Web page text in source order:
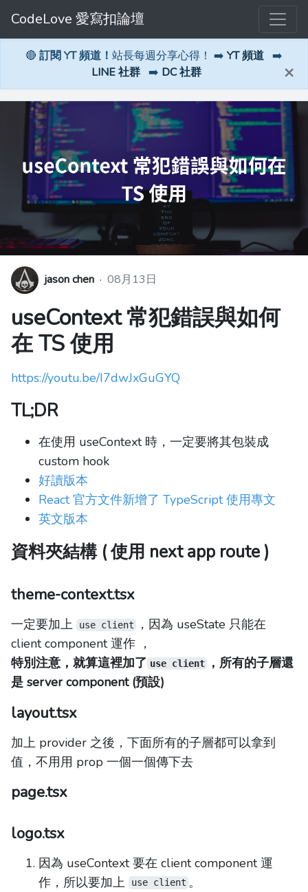
CodeLove 愛寫扣論壇
🔴 訂閱 YT 頻道！ 站長每週分享心得！ ➡️ YT 頻道 ➡️
LINE 社群 ➡️ DC 社群 ×
jason chen · 08月13日
useContext 常犯錯誤與如何
在 TS 使用
https://youtu.be/I7dwJxGuGYQ
TL;DR
在使用 useContext 時，一定要將其包裝成
custom hook
好讀版本
React 官方文件新增了 TypeScript 使用專文
英文版本
資料夾結構 ( 使用 next app route )
theme-context.tsx
一定要加上 use client
，因為 useState 只能在
client component 運作 ，
特別注意，就算這裡加了 use client
，所有的子層還
是 server component (預設)
layout.tsx
加上 provider 之後，下面所有的子層都可以拿到
值，不用用 prop 一個一個傳下去
page.tsx
logo.tsx
因為 useContext 要在 client component 運
作，所以要加上
use client 。